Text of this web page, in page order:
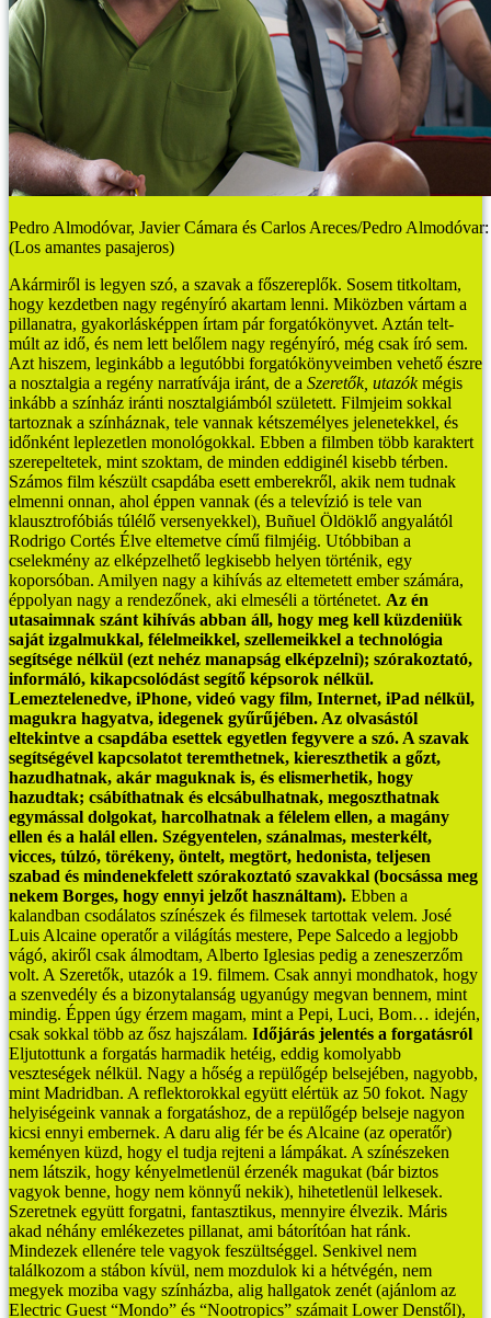
Pedro Almodóvar, Javier Cámara és Carlos Areces/Pedro
(Los amantes pasajeros)
Akármiről is legyen szó, a szavak a főszereplők. Sosem titkoltam,
hogy kezdetben nagy regényíró akartam lenni. Miközben vártam a
pillanatra, gyakorlásképpen írtam pár forgatókönyvet. Aztán telt-
múlt az idő, és nem lett belőlem nagy regényíró, még csak író sem.
Azt hiszem, leginkább a legutóbbi forgatókönyveimben vehető észre
a nosztalgia a regény narratívája iránt, de a Szeretők, utazókmégis
inkább a színház iránti nosztalgiámból született. Filmjeim sokkal
tartoznak a színháznak, tele vannak kétszemélyes jelenetekkel, és
időnként leplezetlen monológokkal. Ebben a filmben több karaktert
szerepeltetek, mint szoktam, de minden eddiginél kisebb térben.
Számos film készült csapdába esett emberekről, akik nem tudnak
elmenni onnan, ahol éppen vannak (és a televízió is tele van
klausztrofóbiás túlélő versenyekkel), Buñuel Öldöklő angyalától
Rodrigo Cortés Élve eltemetve című filmjéig. Utóbbiban a
cselekmény az elképzelhető legkisebb helyen történik, egy
koporsóban. Amilyen nagy a kihívás az eltemetett ember számára,
éppolyan nagy a rendezőnek, aki elmeséli a történetet. Az én
utasaimnak szánt kihívás abban áll, hogy meg kell küzdeniük
saját izgalmukkal, félelmeikkel, szellemeikkel a technológia
segítsége nélkül (ezt nehéz manapság elképzelni); szórakoztató,
informáló, kikapcsolódást segítő képsorok nélkül.
Lemeztelenedve, iPhone, videó vagy film, Internet, iPad nélkül,
magukra hagyatva, idegenek gyűrűjében. Az olvasástól
eltekintve a csapdába esettek egyetlen fegyvere a szó. A szavak
segítségével kapcsolatot teremthetnek, kiereszthetik a gőzt,
hazudhatnak, akár maguknak is, és elismerhetik, hogy
hazudtak; csábíthatnak és elcsábulhatnak, megoszthatnak
egymással dolgokat, harcolhatnak a félelem ellen, a magány
ellen és a halál ellen. Szégyentelen, szánalmas, mesterkélt,
vicces, túlzó, törékeny, öntelt, megtört, hedonista, teljesen
szabad és mindenekfelett szórakoztató szavakkal (bocsássa meg
nekem Borges, hogy ennyi jelzőt használtam). Ebben a
kalandban csodálatos színészek és filmesek tartottak velem. José
Luis Alcaine operatőr a világítás mestere, Pepe Salcedo a legjobb
vágó, akiről csak álmodtam, Alberto Iglesias pedig a zeneszerzőm
volt. A Szeretők, utazók a 19. filmem. Csak annyi mondhatok, hogy
a szenvedély és a bizonytalanság ugyanúgy megvan bennem, mint
mindig. Éppen úgy érzem magam, mint a Pepi, Luci, Bom… idején,
csak sokkal több az ősz hajszálam. Időjárás jelentés a forgatásról
Eljutottunk a forgatás harmadik hetéig, eddig komolyabb
veszteségek nélkül. Nagy a hőség a repülőgép belsejében, nagyobb,
mint Madridban. A reflektorokkal együtt elértük az 50 fokot. Nagy
helyiségeink vannak a forgatáshoz, de a repülőgép belseje nagyon
kicsi ennyi embernek. A daru alig fér be és Alcaine (az operatőr)
keményen küzd, hogy el tudja rejteni a lámpákat. A színészeken
nem látszik, hogy kényelmetlenül érzenék magukat (bár biztos
vagyok benne, hogy nem könnyű nekik), hihetetlenül lelkesek.
Szeretnek együtt forgatni, fantasztikus, mennyire élvezik. Máris
akad néhány emlékezetes pillanat, ami bátorítóan hat ránk.
Mindezek ellenére tele vagyok feszültséggel. Senkivel nem
találkozom a stábon kívül, nem mozdulok ki a hétvégén, nem
megyek moziba vagy színházba, alig hallgatok zenét (ajánlom az
Electric Guest “Mondo” és “Nootropics” számait Lower Denstől),